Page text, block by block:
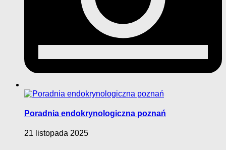
Poradnia endokrynologiczna poznań
21 listopada 2025